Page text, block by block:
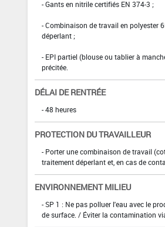
- Gants en nitrile certifiés EN 374-3 ;
- Combinaison de travail en polyester
déperlant ;
- EPI partiel (blouse ou tablier à
précitée.
DÉLAI DE RENTRÉE
- 48 heures
PROTECTION DU TRAVAILLEUR
- Porter une combinaison de travail
traitement déperlant et, en cas de
ENVIRONNEMENT MILIEU
- SP 1 : Ne pas polluer l'eau avec le
de surface. / Éviter la contamination